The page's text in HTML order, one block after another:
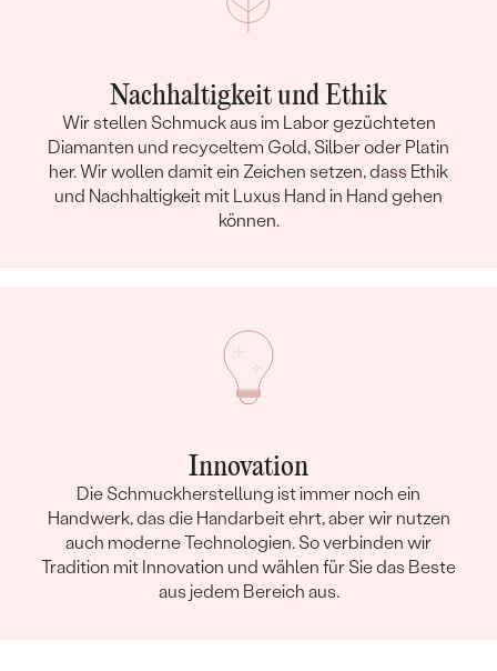
Nachhaltigkeit und Ethik
Wir stellen Schmuck aus im Labor gezüchteten
Diamanten und recyceltem Gold, Silber oder Platin
her. Wir wollen damit ein Zeichen setzen, dass Ethik
und Nachhaltigkeit mit Luxus Hand in Hand gehen
können.
Innovation
Die Schmuckherstellung ist immer noch ein
Handwerk, das die Handarbeit ehrt, aber wir nutzen
auch moderne Technologien. So verbinden wir
Tradition mit Innovation und wählen für Sie das Beste
aus jedem Bereich aus.